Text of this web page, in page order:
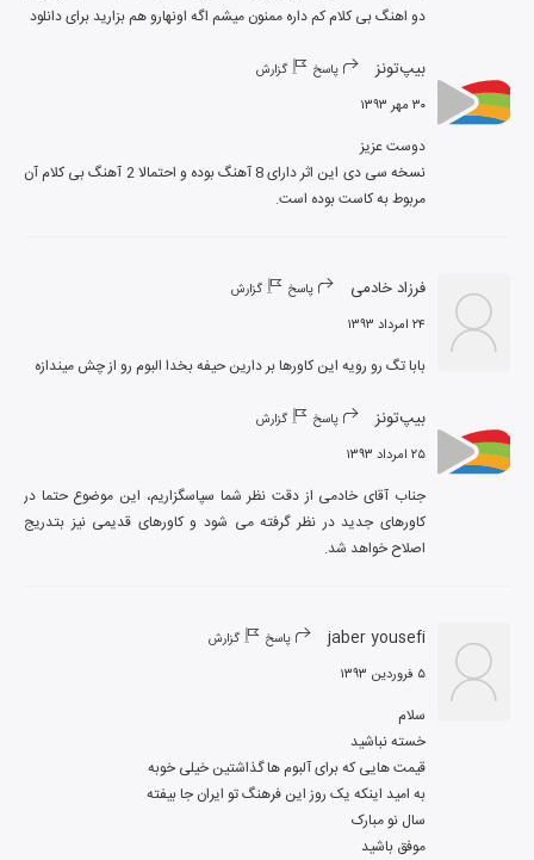
دو اهنگ بی کلام کم داره ممنون میشم اگه اونهارو هم بزارید برای دانلود
بیپ‌تونز پاسخ گزارش
۳۰ مهر ۱۳۹۳
مربوط به کاست بوده است.
فرزاد خادمی پاسخ گزارش
۲۴ امرداد ۱۳۹۳
بابا تگ رو رویه این کاورها بر دارین حیفه بخدا البوم رو از چش میندازه
بیپ‌تونز پاسخ گزارش
۲۵ امرداد ۱۳۹۳
جناب آقای خادمی از دقت نظر شما سپاسگزاریم، این موضوع حتما در
اصلاح خواهد شد.
jaber yousefi پاسخ گزارش
۵ فروردین ۱۳۹۳
موفق باشید